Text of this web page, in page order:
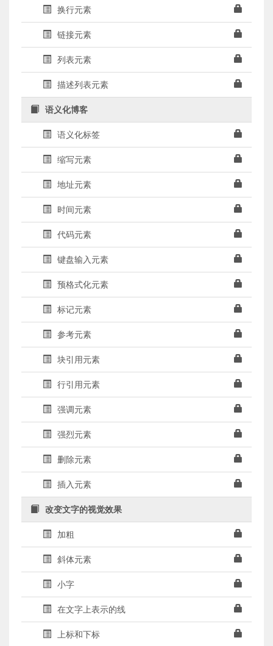
换行元素
链接元素
列表元素
描述列表元素
语义化博客
语义化标签
缩写元素
地址元素
时间元素
代码元素
键盘输入元素
预格式化元素
标记元素
参考元素
块引用元素
行引用元素
强调元素
强烈元素
删除元素
插入元素
改变文字的视觉效果
加粗
斜体元素
小字
在文字上表示的线
上标和下标